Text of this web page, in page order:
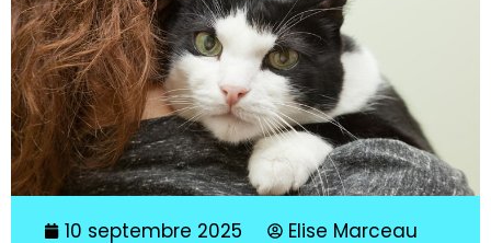
10 septembre 2025 Elise Marceau